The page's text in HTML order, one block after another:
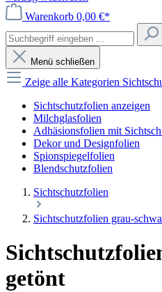
Warenkorb 0,00 €*
Menü schließen
Zeige alle Kategorien
Sichtschutzfolien anzeigen
Milchglasfolien
Adhäsionsfolien mit
Dekor und Designfolien
Spionspiegelfolien
Blendschutzfolien
Sichtschutzfolien
Sichtschutzfolien grau-
getönt